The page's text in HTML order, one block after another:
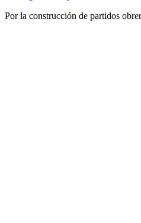
Por la construcción de partidos